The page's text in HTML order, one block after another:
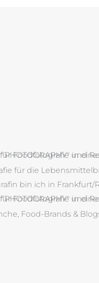
für die
bin ich in
Food-Brands &